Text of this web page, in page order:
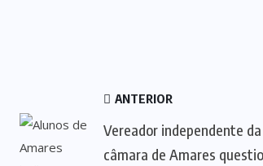
ANTERIOR
Vereador independente da
câmara de Amares